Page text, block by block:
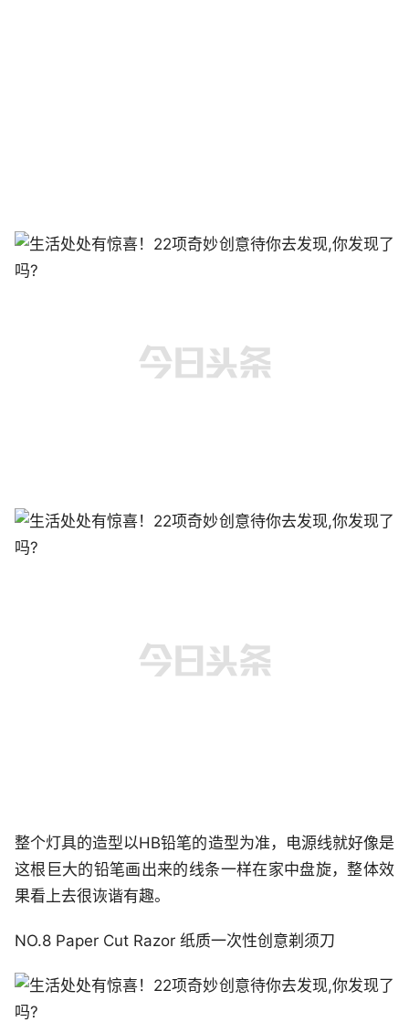
整个灯具的造型以HB铅笔的造型为准，电源线就好像是
这根巨大的铅笔画出来的线条一样在家中盘旋，整体效
果看上去很诙谐有趣。
NO.8 Paper Cut Razor 纸质一次性创意剃须刀